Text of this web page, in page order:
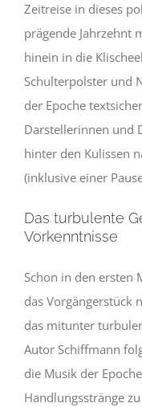
Zeitreise in dieses
prägende Jahrzehnt
hinein in die
Schulterpolster und
der Epoche
Darstellerinnen und
hinter den Kulissen
(inklusive einer
Das turbulente
Vorkenntnisse
Schon in den ersten
das Vorgängerstück
das mitunter
Autor Schiffmann
die Musik der
Handlungsstränge